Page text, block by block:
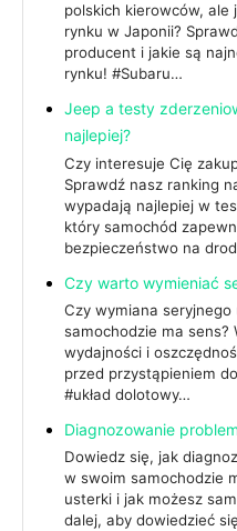
polskich kierowców, ale
rynku w Japonii?
producent i jakie są
rynku! #Subaru…
Jeep a testy
najlepiej?
Czy interesuje Cię
Sprawdź nasz ranking
wypadają najlepiej w
który samochód
bezpieczeństwo na
Czy warto wymieniać
Czy wymiana seryjnego
samochodzie ma sens?
wydajności i
przed przystąpieniem
#układ dolotowy…
Diagnozowanie
Dowiedz się, jak
w swoim samochodzie
usterki i jak możesz
dalej, aby dowiedzieć